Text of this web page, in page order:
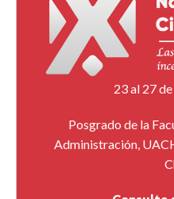
23 al 27
Posgrado de la
Administración,